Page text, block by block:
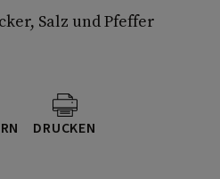
Salz und Pfeffer
DRUCKEN